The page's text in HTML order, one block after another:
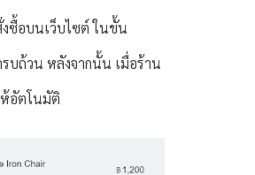
งซื้อบนเว็บไซต์ ในขั้น
บถ้วน หลังจากนั้น เมื่อร้าน
ห้อัตโนมัติ